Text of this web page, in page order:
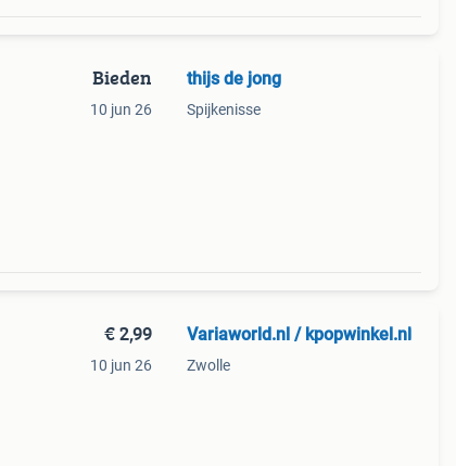
Bieden
10 jun 26
thijs de jong
Spijkenisse
€ 2,99
10 jun 26
Variaworld.nl / kpopwinkel.nl
Zwolle